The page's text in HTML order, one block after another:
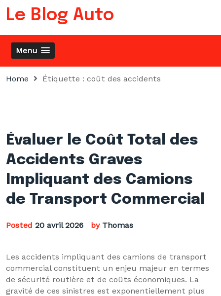
Skip
Le Blog Auto
Menu
Home Étiquette : coût des accidents
Évaluer le Coût Total des
Accidents Graves
Impliquant des Camions
de Transport Commercial
Posted 20 avril 2026 by Thomas
Les accidents impliquant des camions de transport
commercial constituent un enjeu majeur en termes
de sécurité routière et de coûts économiques. La
gravité de ces sinistres est exponentiellement plus